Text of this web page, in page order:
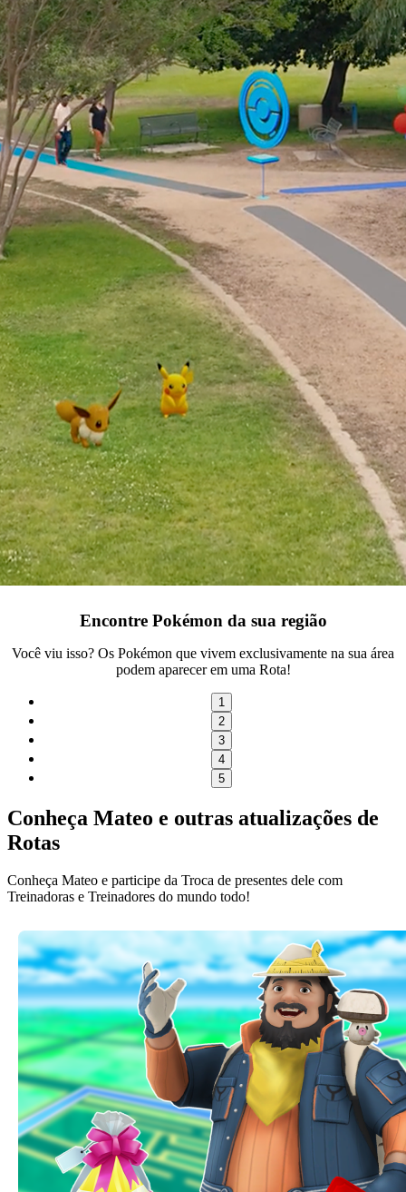
Encontre Pokémon da sua região
Você viu isso? Os Pokémon que vivem exclusivamente na sua área
podem aparecer em uma Rota!
1
2
3
4
5
Conheça Mateo e outras atualizações de
Rotas
Conheça Mateo e participe da Troca de presentes dele com
Treinadoras e Treinadores do mundo todo!